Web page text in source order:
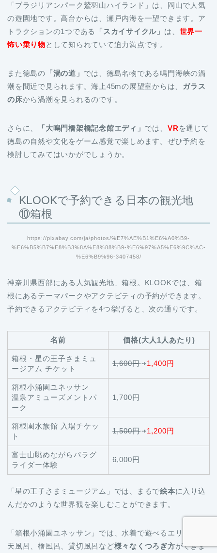
「ブラジリアンパーク鷲羽山ハイランド」は、岡山で人気
の遊園地です。高台からは、瀬戸内海を一望できます。ア
トラクションの1つである
「スカイサイクル」 は、 世界一
怖い乗り物として知られていて迫力満点です。
また徳島の 「渦の道」 では、徳島名物である鳴門海峡の渦
潮を間近で見られます。海上45mの展望室からは、
ガラス
の床から渦潮を見られるのです。
さらに、 「大鳴門橋架橋記念館エディ」 では、 VR を通じて
徳島の自然や文化をゲーム感覚で楽しめます。ぜひ予約を
検討してみてはいかがでしょうか。
KLOOKで予約できる日本の観光地
⑩箱根
https://pixabay.com/ja/photos/%E7%AE%B1%E6%A0%B9-
%E6%B5%B7%E8%B3%8A%E8%88%B9-%E6%97%A5%E6%9C%AC-
%E6%B9%96-3407458/
神奈川県西部にある人気観光地、箱根。KLOOKでは、箱
根にあるテーマパークやアクテビティの予約ができます。
予約できるアクテビティを4つ挙げると、次の通りです。
名前 価格(大人1人あたり)
箱根・星の王子さまミュ
ージアム チケット
1,600円⇢1,400円
箱根小涌園ユネッサン
温泉アミューズメントパ
ーク
1,700円
箱根園水族館 入場チケッ
ト
1,500円⇢1,200円
富士山眺めながらパラグ
ライダー体験
6,000円
「星の王子さまミュージアム」では、まるで絵本に入り込
んだかのような世界観を楽しむことができます。
「箱根小涌園ユネッサン」では、水着で遊べるエリアや露
天風呂、檜風呂、貸切風呂など様々なくつろぎ方ができま